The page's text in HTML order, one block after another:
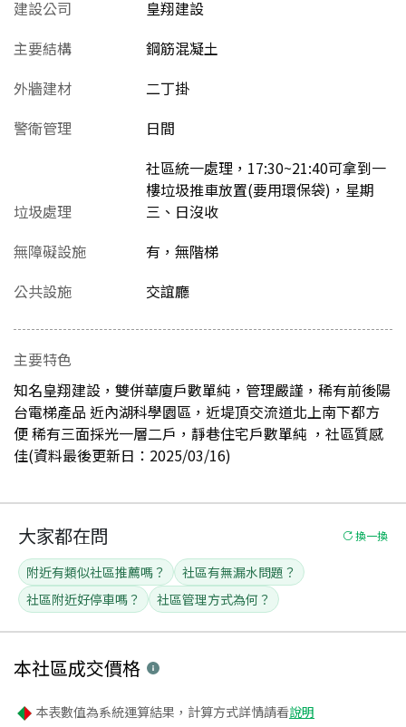
建設公司
皇翔建設
主要結構
鋼筋混凝土
外牆建材
二丁掛
警衛管理
日間
垃圾處理
社區統一處理，17:30~21:40可拿到一
樓垃圾推車放置(要用環保袋)，星期
三、日沒收
無障礙設施
有，無階梯
公共設施
交誼廳
主要特色
知名皇翔建設，雙併華廈戶數單純，管理嚴謹，稀有前後陽
台電梯產品 近內湖科學園區，近堤頂交流道北上南下都方
便 稀有三面採光一層二戶，靜巷住宅戶數單純 ，社區質感
佳(資料最後更新日：2025/03/16)
大家都在問 換一換
附近有類似社區推薦嗎？
社區有無漏水問題？
社區附近好停車嗎？
社區管理方式為何？
本社區成交價格
本表數值為系統運算結果，計算方式詳情請看說明